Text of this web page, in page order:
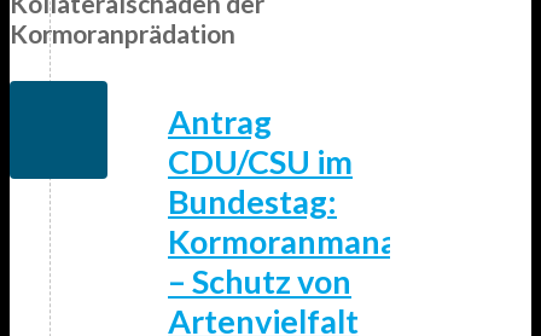
Kormoranprädation
Antrag
CDU/CSU im
Bundestag:
Kormoranmanagement
– Schutz von
Artenvielfalt